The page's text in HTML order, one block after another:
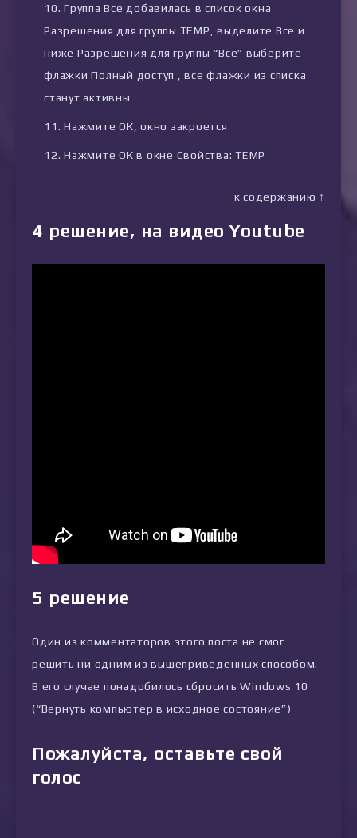
Группа Все добавилась в список окна
Разрешения для группы TEMP, выделите Все и
ниже Разрешения для группы “Все” выберите
флажки Полный доступ , все флажки из списка
станут активны
Нажмите ОК, окно закроется
Нажмите ОК в окне Свойства: TEMP
к содержанию ↑
4 решение, на видео Youtube
5 решение
Один из комментаторов этого поста не смог
решить ни одним из вышеприведенных способом.
В его случае понадобилось сбросить Windows 10
(“Вернуть компьютер в исходное состояние”)
Пожалуйста, оставьте свой
голос